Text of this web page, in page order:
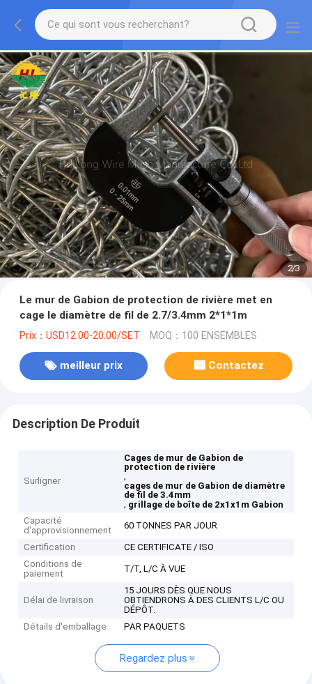
2/3
Le mur de Gabion de protection de rivière met en
cage le diamètre de fil de 2.7/3.4mm 2*1*1m
Prix：USD12.00-20.00/SET MOQ：100 ENSEMBLES
meilleur prix Contactez
Description De Produit
Surligner
Cages de mur de Gabion de
protection de rivière
,
cages de mur de Gabion de diamètre
de fil de 3.4mm
, grillage de boîte de 2x1x1m Gabion
Capacité
d'approvisionnement
60 TONNES PAR JOUR
Certification
CE CERTIFICATE / ISO
Conditions de
paiement
T/T, L/C À VUE
Délai de livraison
15 JOURS DÈS QUE NOUS
OBTIENDRONS À DES CLIENTS L/C OU
DÉPÔT.
Détails d'emballage
PAR PAQUETS
Regardez plus